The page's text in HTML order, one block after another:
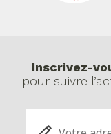
Inscrivez-
pour suivre